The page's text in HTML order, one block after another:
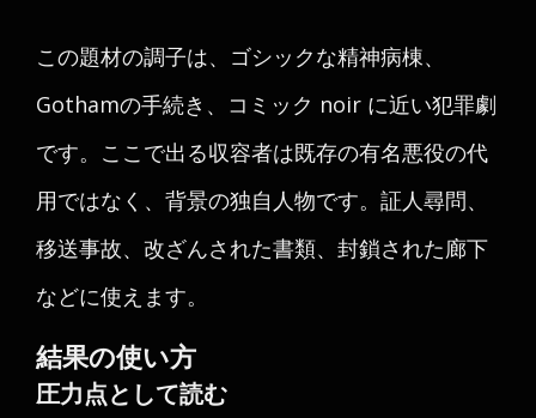
この題材の調子は、ゴシックな精神病棟、
Gothamの手続き、コミック noir に近い犯罪劇
です。ここで出る収容者は既存の有名悪役の代
用ではなく、背景の独自人物です。証人尋問、
移送事故、改ざんされた書類、封鎖された廊下
などに使えます。
結果の使い方
圧力点として読む